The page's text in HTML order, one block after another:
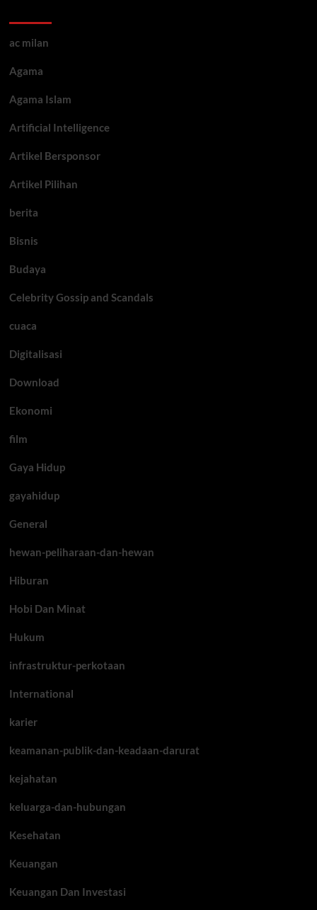
ac milan
Agama
Agama Islam
Artificial Intelligence
Artikel Bersponsor
Artikel Pilihan
berita
Bisnis
Budaya
Celebrity Gossip and Scandals
cuaca
Digitalisasi
Download
Ekonomi
film
Gaya Hidup
gayahidup
General
hewan-peliharaan-dan-hewan
Hiburan
Hobi Dan Minat
Hukum
infrastruktur-perkotaan
International
karier
keamanan-publik-dan-keadaan-darurat
kejahatan
keluarga-dan-hubungan
Kesehatan
Keuangan
Keuangan Dan Investasi